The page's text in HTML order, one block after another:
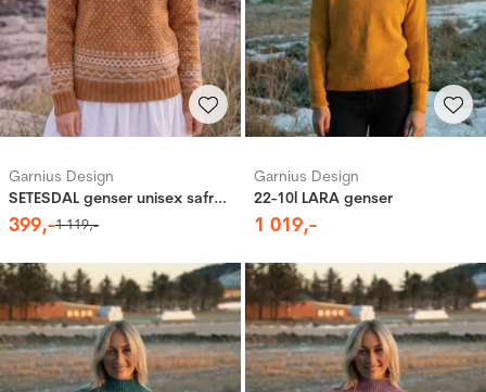
Garnius Design
SETESDAL genser unisex safrangul
399,-1 119,-
Garnius Design
22-10l LARA genser
1 019,-